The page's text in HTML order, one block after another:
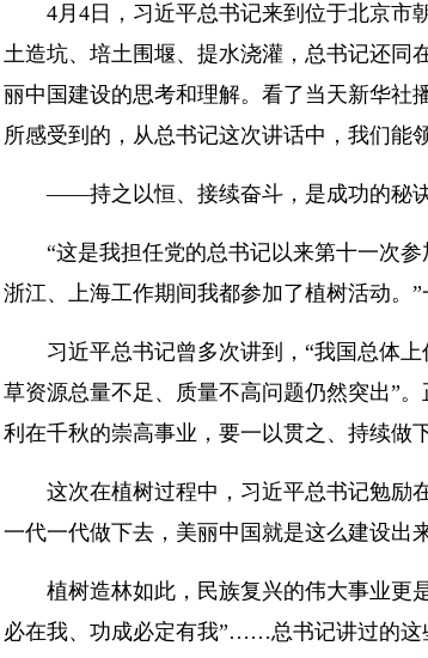
4月4日，习近平总书记来到位于北京市
土造坑、培土围堰、提水浇灌，总书记还同
丽中国建设的思考和理解。看了当天新华社
所感受到的，从总书记这次讲话中，我们能
——持之以恒、接续奋斗，是成功的秘诀
“这是我担任党的总书记以来第十一次
浙江、上海工作期间我都参加了植树活动。
习近平总书记曾多次讲到，“我国总体
草资源总量不足、质量不高问题仍然突出”
利在千秋的崇高事业，要一以贯之、持续做下
这次在植树过程中，习近平总书记勉励
一代一代做下去，美丽中国就是这么建设出
植树造林如此，民族复兴的伟大事业更
必在我、功成必定有我”……总书记讲过的这